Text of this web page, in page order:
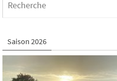
Saison 2026